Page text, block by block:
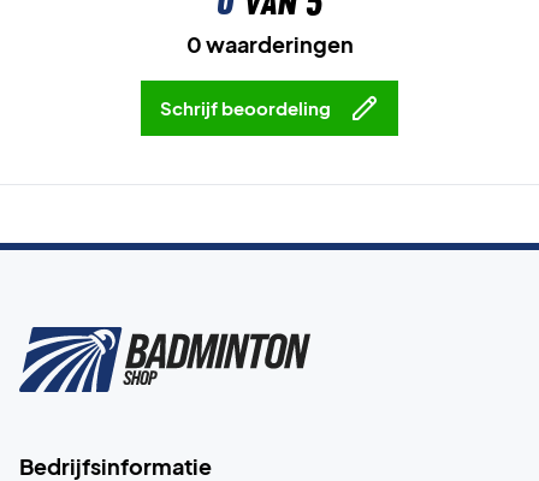
0 waarderingen
Schrijf beoordeling
Bedrijfsinformatie